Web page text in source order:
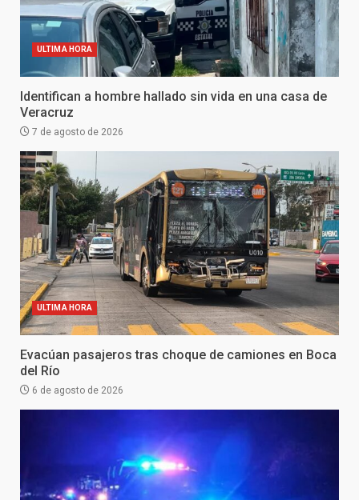
ULTIMA HORA
Identifican a hombre hallado sin vida en una casa de
Veracruz
7 de agosto de 2026
ULTIMA HORA
Evacúan pasajeros tras choque de camiones en Boca
del Río
6 de agosto de 2026